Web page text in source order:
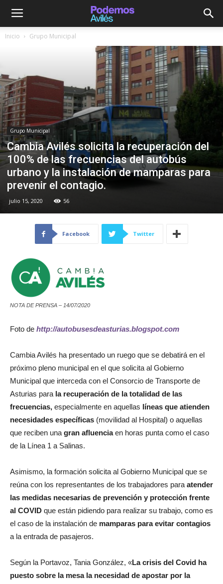
Inicio Grupo Municipal
Grupo Municipal
Cambia Avilés solicita la recuperación del
100% de las frecuencias del autobús
urbano y la instalación de mamparas para
prevenir el contagio.
julio 15, 2020 56
Facebook Twitter
NOTA DE PRENSA – 14/07/2020
Foto de http://autobusesdeasturias.blogspot.com
Cambia Avilés ha presentado un ruego que se debatirá en el
próximo pleno municipal en el que solicita al Gobierno
Municipal que interceda con el Consorcio de Transporte de
Asturias para la recuperación de la totalidad de las
frecuencias, especialmente en aquellas líneas que atienden
necesidades específicas (movilidad al Hospital) o aquellas
que reciben una gran afluenciaen horas punta como el caso
de la Línea 1 a Salinas.
Asimismo, la formación solicita al Gobierno Municipal que se
reúna con los representantes de los trabajadores para atender
las medidas necesarias de prevención y protección frente
al COVID que están pidiendo para realizar su trabajo, como es
el caso de la instalación de mamparas para evitar contagios
a la entrada de pasajeros.
Según la Portavoz, Tania González, «La crisis del Covid ha
puesto sobre la mesa la necesidad de apostar por la